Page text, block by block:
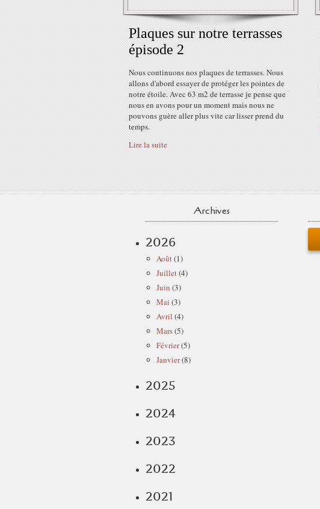
Plaques sur notre terrasses
épisode 2
Nous continuons nos plaques de terrasses. Nous
allons d'abord essayer de protéger les pointes de
notre étoile. Avec 63 m2 de terrasse je pense que
nous en avons pour un moment mais nous ne
pouvons guère aller plus vite car lisser prend du
temps.
Lire la suite
Archives
2026
Août(1)
Juillet(4)
Juin (3)
Mai (3)
Avril (4)
Mars(5)
Février(5)
Janvier(8)
2025
2024
2023
2022
2021